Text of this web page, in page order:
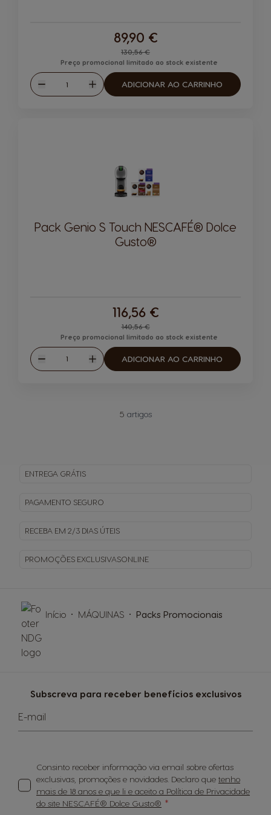
Regular Price
130,56 €
89,90 €
Preço promocional limitado ao stock existente
Reduzir
Quantidade
Aumentar
ADICIONAR AO CARRINHO
Pack Genio S Touch NESCAFÉ® Dolce
Gusto®
Regular Price
140,56 €
116,56 €
Preço promocional limitado ao stock existente
Reduzir
Quantidade
Aumentar
ADICIONAR AO CARRINHO
5 artigos
ENTREGA GRÁTIS
PAGAMENTO SEGURO
RECEBA EM 2/3 DIAS ÚTEIS
PROMOÇÕES EXCLUSIVASONLINE
Subscreva para receber benefícios exclusivos
E-mail
Consinto receber informação via email sobre ofertas
exclusivas, promoções e novidades. Declaro que tenho
mais de 18 anos e que li e aceito a Política de Privacidade
do site NESCAFÉ® Dolce Gusto®
Início MÁQUINAS Packs Promocionais